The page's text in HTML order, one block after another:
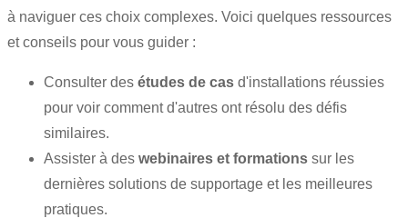
à naviguer ces choix complexes. Voici quelques ressources
et conseils pour vous guider :
Consulter des études de cas d'installations réussies
pour voir comment d'autres ont résolu des défis
similaires.
Assister à des webinaires et formations sur les
dernières solutions de supportage et les meilleures
pratiques.